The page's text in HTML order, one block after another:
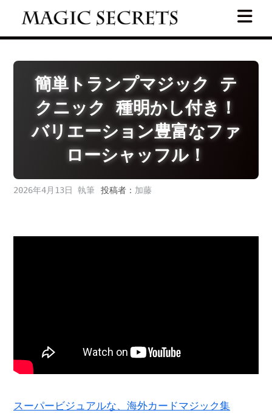
簡単トランプマジック テ
クニック 種明かし付き！
バリエーション豊富なファ
ローシャッフル！
2026年4月13日 投稿者： 加藤
スーパービジュアルな、海外カードマジック集